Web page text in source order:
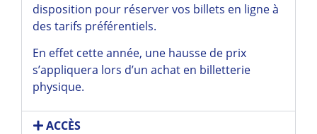
disposition pour réserver vos billets en ligne à
des tarifs préférentiels.
En effet cette année, une hausse de prix
s’appliquera lors d’un achat en billetterie
physique.
ACCÈS